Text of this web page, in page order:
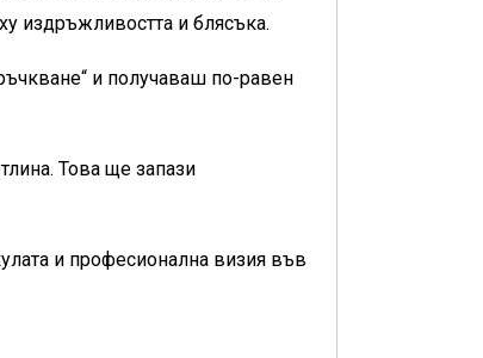
издръжливостта и блясъка.
и получаваш по-равен
Това ще запази
и професионална визия във